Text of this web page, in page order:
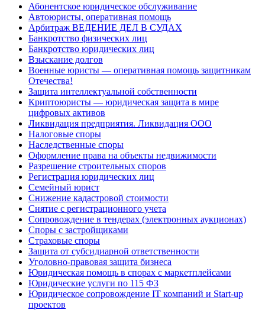
Абонентское юридическое обслуживание
Автоюристы, оперативная помощь
Арбитраж ВЕДЕНИЕ ДЕЛ В СУДАХ
Банкротство физических лиц
Банкротство юридических лиц
Взыскание долгов
Военные юристы — оперативная помощь защитникам
Отечества!
Защита интеллектуальной собственности
Криптоюристы — юридическая защита в мире
цифровых активов
Ликвидация предприятия. Ликвидация ООО
Налоговые споры
Наследственные споры
Оформление права на объекты недвижимости
Разрешение строительных споров
Регистрация юридических лиц
Семейный юрист
Снижение кадастровой стоимости
Снятие с регистрационного учета
Сопровождение в тендерах (электронных аукционах)
Споры с застройщиками
Страховые споры
Защита от субсидиарной ответственности
Уголовно-правовая защита бизнеса
Юридическая помощь в спорах с маркетплейсами
Юридические услуги по 115 ФЗ
Юридическое сопровождение IT компаний и Start-up
проектов